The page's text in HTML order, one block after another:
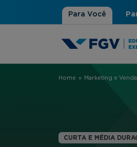
Para Você
Você
Home » Marketing e
CURTA E MÉDIA